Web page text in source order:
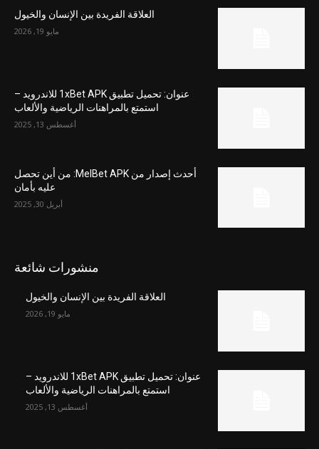
العلاقة الفريدة بين الإنسان والخيول
مايو 19, 2026
عنوان: تحميل تطبيق 1xBet APK للاندرويد –
استمتع بالمراهنات الرياضية والألعاب
أغسطس 13, 2025
أحدث إصدار من MelBet APK: من أين تحصل
عليه بأمان
أبريل 30, 2025
منشورات شائعة
العلاقة الفريدة بين الإنسان والخيول
مايو 19, 2026
عنوان: تحميل تطبيق 1xBet APK للاندرويد –
استمتع بالمراهنات الرياضية والألعاب
أغسطس 13, 2025